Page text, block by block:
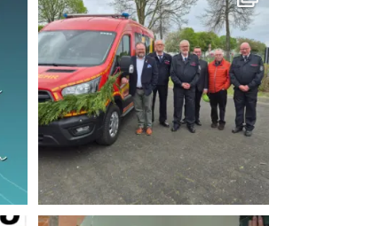
Freiwilligen...
Apr. 19